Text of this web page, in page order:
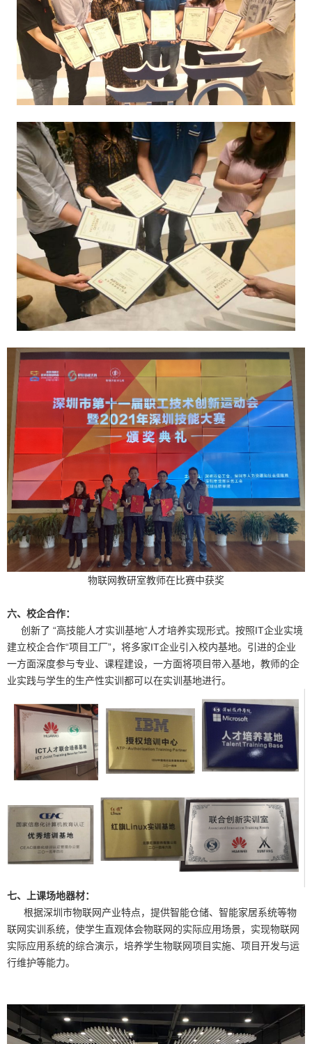
物联网教研室教师在比赛中获奖
六、校企合作：
创新了 “高技能人才实训基地”人才培养实现形式。按照IT企业实境
建立校企合作“项目工厂”，将多家IT企业引入校内基地。引进的企业
一方面深度参与专业、课程建设，一方面将项目带入基地，教师的企
业实践与学生的生产性实训都可以在实训基地进行。
七、上课场地器材：
根据深圳市物联网产业特点，提供智能仓储、智能家居系统等物
联网实训系统，使学生直观体会物联网的实际应用场景，实现物联网
实际应用系统的综合演示，培养学生物联网项目实施、项目开发与运
行维护等能力。